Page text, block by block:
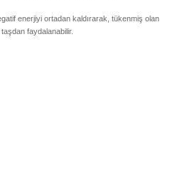
enerjiyi ortadan kaldırarak, tükenmiş olan
faydalanabilir.